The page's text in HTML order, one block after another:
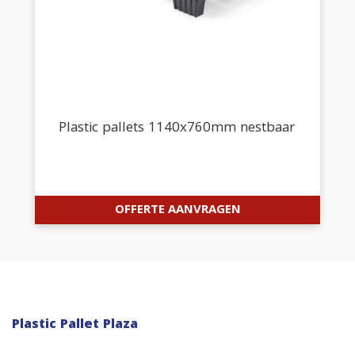
Plastic pallets 1140x760mm nestbaar
OFFERTE AANVRAGEN
Plastic Pallet Plaza